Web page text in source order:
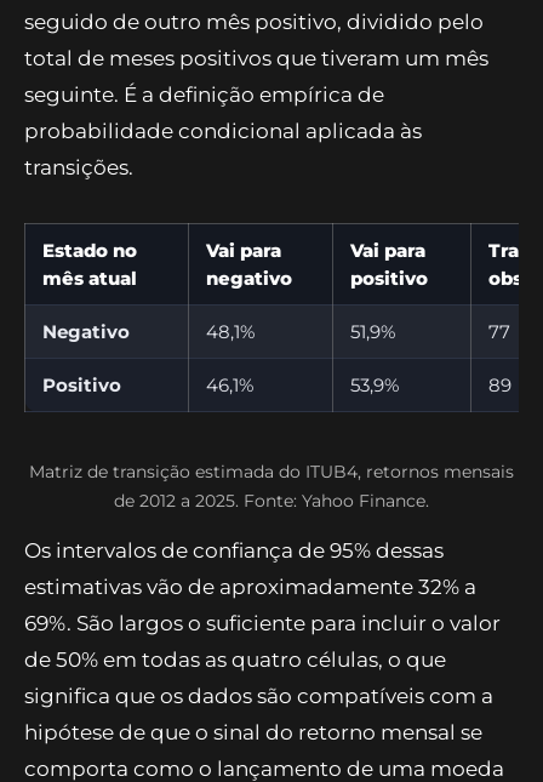
seguido de outro mês positivo, dividido pelo
total de meses positivos que tiveram um mês
seguinte. É a definição empírica de
probabilidade condicional aplicada às
transições.
Estado no
mês atual
Vai para
negativo
Vai para
positivo
Negativo 48,1% 51,9% 77
Positivo 46,1% 53,9% 89
Matriz de transição estimada do ITUB4, retornos mensais
de 2012 a 2025. Fonte: Yahoo Finance.
Os intervalos de confiança de 95% dessas
estimativas vão de aproximadamente 32% a
69%. São largos o suficiente para incluir o valor
de 50% em todas as quatro células, o que
significa que os dados são compatíveis com a
hipótese de que o sinal do retorno mensal se
comporta como o lançamento de uma moeda